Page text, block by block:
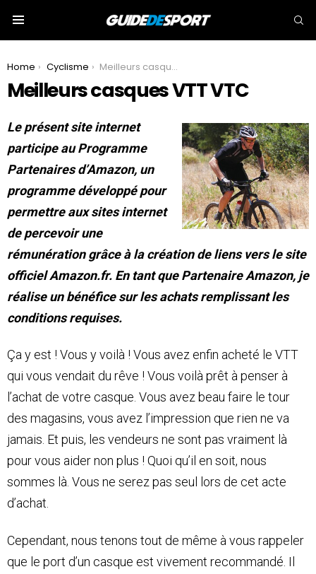
You are here:
Home Cyclisme Meilleurs casques VTT VTC
Meilleurs casques VTT VTC
Le présent site internet
participe au Programme
Partenaires d’Amazon, un
programme développé pour
permettre aux sites internet
de percevoir une
rémunération grâce à la création de liens vers le site
officiel Amazon.fr. En tant que Partenaire Amazon, je
réalise un bénéfice sur les achats remplissant les
conditions requises.
Ça y est ! Vous y voilà ! Vous avez enfin acheté le VTT
qui vous vendait du rêve ! Vous voilà prêt à penser à
l’achat de votre casque. Vous avez beau faire le tour
des magasins, vous avez l’impression que rien ne va
jamais. Et puis, les vendeurs ne sont pas vraiment là
pour vous aider non plus ! Quoi qu’il en soit, nous
sommes là. Vous ne serez pas seul lors de cet acte
d’achat.
Cependant, nous tenons tout de même à vous rappeler
que le port d’un casque est vivement recommandé. Il